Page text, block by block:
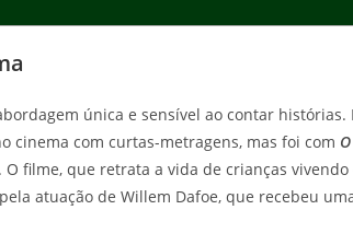
única e sensível ao contar
cinema com curtas-metragens, mas foi com
filme, que retrata a vida de crianças
atuação de Willem Dafoe, que recebeu